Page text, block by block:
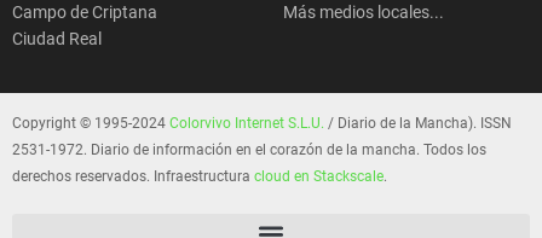
Campo de Criptana
Ciudad Real
Más medios locales...
Copyright © 1995-2024 Colorvivo Internet S.L.U. / Diario de la Mancha). ISSN
2531-1972. Diario de información en el corazón de la mancha. Todos los
derechos reservados. Infraestructura cloud en Stackscale.